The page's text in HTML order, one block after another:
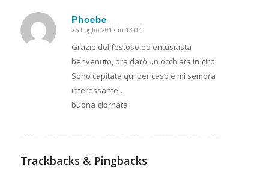
Phoebe
dice:
25 Luglio 2012 in 13:04
Grazie del festoso ed entusiasta
benvenuto, ora darò un occhiata in giro.
Sono capitata qui per caso e mi sembra
interessante…
buona giornata
Trackbacks & Pingbacks